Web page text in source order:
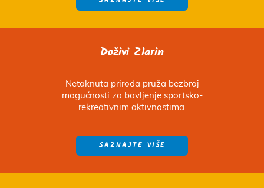
Doživi Zlarin
Netaknuta priroda pruža bezbroj
mogućnosti za bavljenje sportsko-
rekreativnim aktivnostima.
SAZNAJTE VIŠE